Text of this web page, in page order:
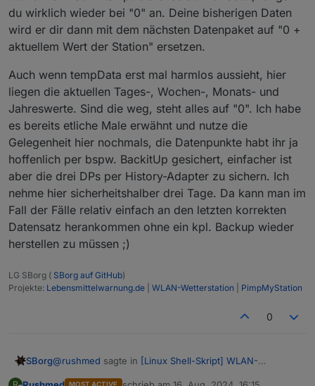
du wirklich wieder bei "0" an. Deine bisherigen Daten
wird er dir dann mit dem nächsten Datenpaket auf "0 +
aktuellem Wert der Station" ersetzen.
Auch wenn tempData erst mal harmlos aussieht, hier
liegen die aktuellen Tages-, Wochen-, Monats- und
Jahreswerte. Sind die weg, steht alles auf "0". Ich habe
es bereits etliche Male erwähnt und nutze die
Gelegenheit hier nochmals, die Datenpunkte habt ihr ja
hoffenlich per bspw. BackitUp gesichert, einfacher ist
aber die drei DPs per History-Adapter zu sichern. Ich
nehme hier sicherheitshalber drei Tage. Da kann man im
Fall der Fälle relativ einfach an den letzten korrekten
Datensatz herankommen ohne ein kpl. Backup wieder
herstellen zu müssen ;)
LG SBorg ( SBorg auf GitHub)
Projekte: Lebensmittelwarnung.de WLAN-Wetterstation PimpMyStation
0
SBorg@rushmed sagte in [Linux Shell-Skript] WLAN-
MOST ACTIVE